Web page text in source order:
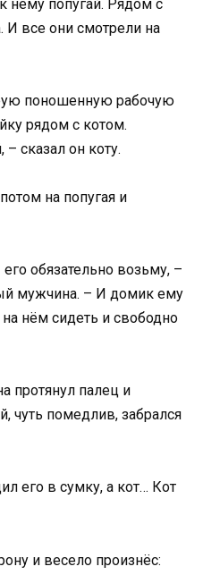
нему попугай. Рядом с
И все они смотрели на
поношенную рабочую
рядом с котом.
– сказал он коту.
на попугая и
обязательно возьму, –
мужчина. – И домик ему
нём сидеть и свободно
протянул палец и
чуть помедлив, забрался
его в сумку, а кот… Кот
и весело произнёс: